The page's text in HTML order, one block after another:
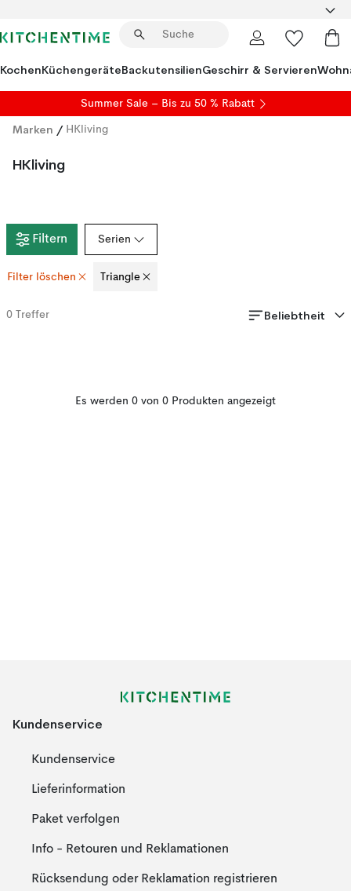
KochenKüchengeräteBackutensilienGeschirr & Servieren
Summer Sale – Bis zu 50 % Rabatt
Marken / HKliving
HKliving
Filtern Serien
Filter löschen Triangle
0 Treffer Beliebtheit
Es werden 0 von 0 Produkten angezeigt
Kundenservice
Kundenservice
Lieferinformation
Paket verfolgen
Info - Retouren und Reklamationen
Rücksendung oder Reklamation registrieren